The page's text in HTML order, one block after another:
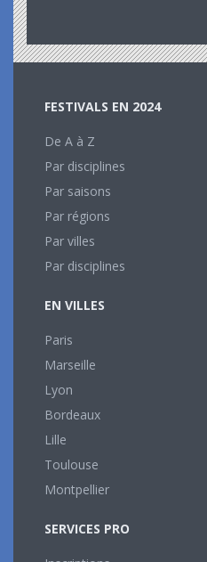
FESTIVALS EN 2024
De A à Z
Par disciplines
Par saisons
Par régions
Par villes
Par disciplines
EN VILLES
Paris
Marseille
Lyon
Bordeaux
Lille
Toulouse
Montpellier
SERVICES PRO